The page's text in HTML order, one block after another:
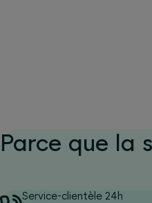
Parce que la
Service-clientèle 24h